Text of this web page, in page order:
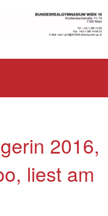
2016,
liest am